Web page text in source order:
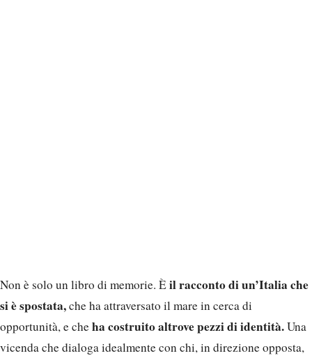
Non è solo un libro di memorie. Èil racconto di un’Italia che
si è spostata,che ha attraversato il mare in cerca di
opportunità, e cheha costruito altrove pezzi di identità.Una
vicenda che dialoga idealmente con chi, in direzione opposta,